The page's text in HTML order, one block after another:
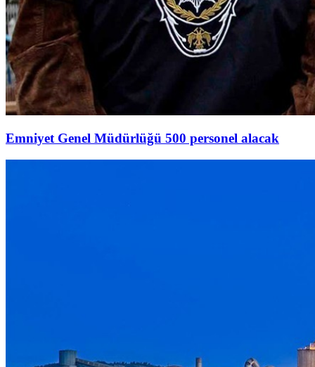
Emniyet Genel Müdürlüğü 500 personel alacak